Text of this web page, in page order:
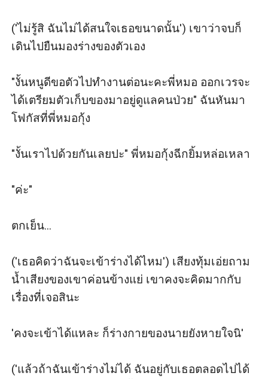
('ไม่รู้สิ ฉันไม่ได้สนใจเธอขนาดนั้น') เขาว่าจบก็
เดินไปยืนมองร่างของตัวเอง
"งั้นหนูดีขอตัวไปทำงานต่อนะคะพี่หมอ ออกเวรจะ
ได้เตรียมตัวเก็บของมาอยู่ดูแลคนป่วย" ฉันหันมา
โฟกัสที่พี่หมอกุ้ง
"งั้นเราไปด้วยกันเลยปะ" พี่หมอกุ้งฉีกยิ้มหล่อเหลา
"ค่ะ"
ตกเย็น...
('เธอคิดว่าฉันจะเข้าร่างได้ไหม') เสียงทุ้มเอ่ยถาม
น้ำเสียงของเขาค่อนข้างแย่ เขาคงจะคิดมากกับ
เรื่องที่เจอสินะ
'คงจะเข้าได้แหละ ก็ร่างกายของนายยังหายใจนิ'
('แล้วถ้าฉันเข้าร่างไม่ได้ ฉันอยู่กับเธอตลอดไปได้